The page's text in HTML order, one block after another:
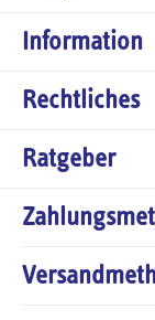
Information
Rechtliches
Ratgeber